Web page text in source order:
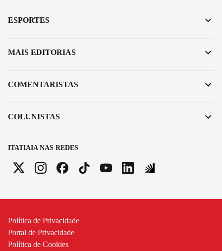
ITATIAIA NAS REDES
ESPORTES
MAIS EDITORIAS
COMENTARISTAS
COLUNISTAS
Política de Privacidade
Portal de Privacidade
Política de Cookies